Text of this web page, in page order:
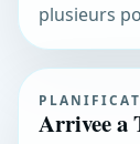
plusieurs
Arrivee a